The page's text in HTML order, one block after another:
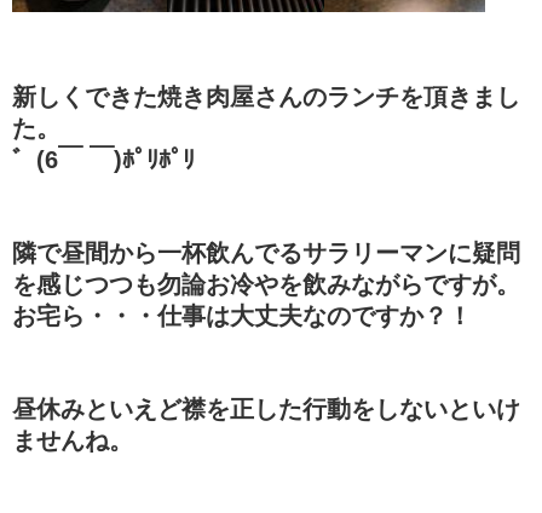
新しくできた焼き肉屋さんのランチを頂きまし
た。
゛(6￣ ￣)ﾎﾟﾘﾎﾟﾘ
隣で昼間から一杯飲んでるサラリーマンに疑問
を感じつつも勿論お冷やを飲みながらですが。
お宅ら・・・仕事は大丈夫なのですか？！
昼休みといえど襟を正した行動をしないといけ
ませんね。